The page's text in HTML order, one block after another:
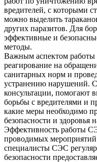
вредителей, с которыми
можно выделить
других паразитов. Для
эффективные и
методы.
Важным аспектом работы
реагирование на
санитарных норм и
устранению нарушений.
консультации, помогают
борьбы с вредителями и
какие меры необходимо
безопасности и здоровья
Эффективность работы
проводимых
специалисты СЭС
безопасности